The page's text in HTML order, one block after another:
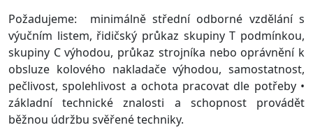
Požadujeme: minimálně střední odborné vzdělání s
výučním listem, řidičský průkaz skupiny T podmínkou,
skupiny C výhodou, průkaz strojníka nebo oprávnění k
obsluze kolového nakladače výhodou, samostatnost,
pečlivost, spolehlivost a ochota pracovat dle potřeby •
základní technické znalosti a schopnost provádět
běžnou údržbu svěřené techniky.